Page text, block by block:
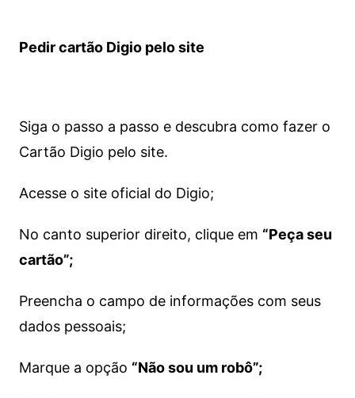
Pedir cartão Digio pelo site
Siga o passo a passo e descubra como fazer o
Cartão Digio pelo site.
Acesse o site oficial do Digio;
No canto superior direito, clique em “Peça seu
cartão”;
Preencha o campo de informações com seus
dados pessoais;
Marque a opção “Não sou um robô”;